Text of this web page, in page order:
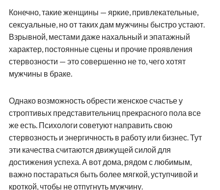
Конечно, такие женщины — яркие, привлекательные,
сексуальные, но от таких дам мужчины быстро устают.
Взрывной, местами даже нахальный и эпатажный
характер, постоянные сцены и прочие проявления
стервозности — это совершенно не то, чего хотят
мужчины в браке.
Однако возможность обрести женское счастье у
строптивых представительниц прекрасного пола все
же есть. Психологи советуют направить свою
стервозность и энергичность в работу или бизнес. Тут
эти качества считаются движущей силой для
достижения успеха. А вот дома, рядом с любимым,
важно постараться быть более мягкой, уступчивой и
кроткой, чтобы не отпугнуть мужчину.